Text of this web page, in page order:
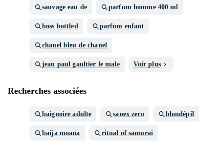
sauvage eau de parfum homme 400 ml
boss bottled parfum enfant
chanel bleu de chanel
jean paul gaultier le male Voir plus
Recherches associées
baignoire adulte sanex zero blondépil
baija moana ritual of samurai